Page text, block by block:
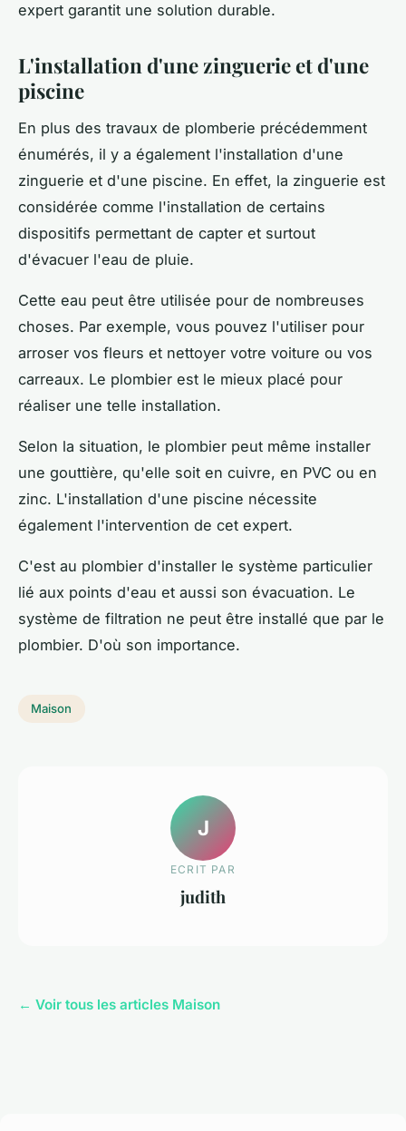
expert garantit une solution durable.
L'installation d'une zinguerie et d'une
piscine
En plus des travaux de plomberie précédemment
énumérés, il y a également l'installation d'une
zinguerie et d'une piscine. En effet, la zinguerie est
considérée comme l'installation de certains
dispositifs permettant de capter et surtout
d'évacuer l'eau de pluie.
Cette eau peut être utilisée pour de nombreuses
choses. Par exemple, vous pouvez l'utiliser pour
arroser vos fleurs et nettoyer votre voiture ou vos
carreaux. Le plombier est le mieux placé pour
réaliser une telle installation.
Selon la situation, le plombier peut même installer
une gouttière, qu'elle soit en cuivre, en PVC ou en
zinc. L'installation d'une piscine nécessite
également l'intervention de cet expert.
C'est au plombier d'installer le système particulier
lié aux points d'eau et aussi son évacuation. Le
système de filtration ne peut être installé que par le
plombier. D'où son importance.
Maison
J
ECRIT PAR
judith
← Voir tous les articles Maison